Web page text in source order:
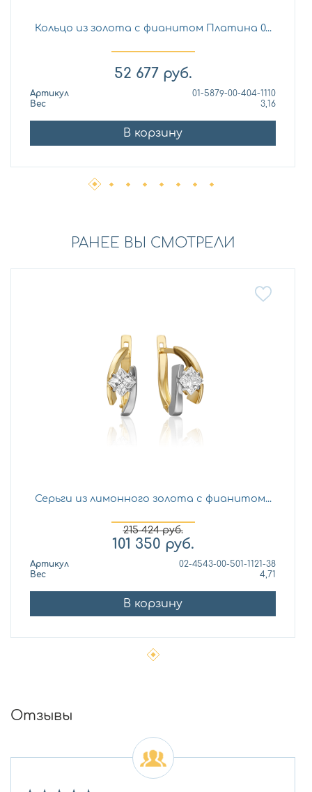
Кольцо из золота с фианитом Платина 0...
52 677 руб.
Артикул
01-5879-00-404-1110
Вес
3,16
В корзину
РАНЕЕ ВЫ СМОТРЕЛИ
Серьги из лимонного золота с фианитом...
215 424руб.
101 350 руб.
Артикул
02-4543-00-501-1121-38
Вес
4,71
В корзину
Отзывы